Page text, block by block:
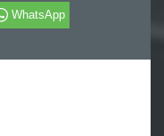
WhatsApp